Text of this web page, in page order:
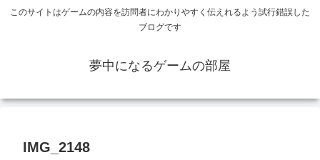
このサイトはゲームの内容を訪問者にわかりやすく伝えれるよう試行錯誤した
ブログです
夢中になるゲームの部屋
IMG_2148